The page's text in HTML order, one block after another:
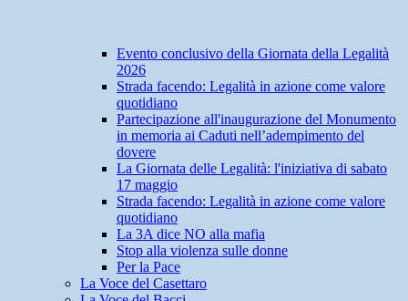
Evento conclusivo della Giornata della Legalità
2026
Strada facendo: Legalità in azione come valore
quotidiano
Partecipazione all'inaugurazione del Monumento
in memoria ai Caduti nell’adempimento del
dovere
La Giornata delle Legalità: l'iniziativa di sabato
17 maggio
Strada facendo: Legalità in azione come valore
quotidiano
La 3A dice NO alla mafia
Stop alla violenza sulle donne
Per la Pace
La Voce del Casettaro